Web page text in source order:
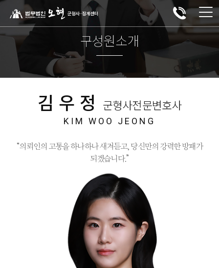
구성원소개
김우정 군형사전문변호사
KIM WOO JEONG
“의뢰인의 고통을 하나하나 새겨듣고, 당신만의 강력한 방패가
되겠습니다.”